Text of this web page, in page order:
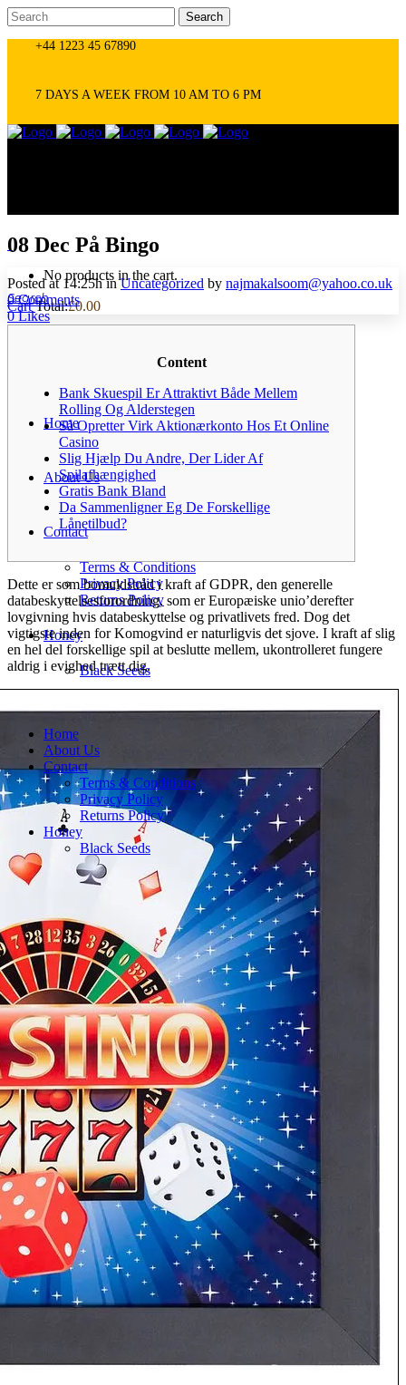
+44 1223 45 67890
7 DAYS A WEEK FROM 10 AM TO 6 PM
0
No products in the cart.
CartTotal:£0.00
Home
About Us
Contact
Terms & Conditions
Privacy Policy
Returns Policy
Honey
Black Seeds
Home
About Us
Contact
Terms & Conditions
Privacy Policy
Returns Policy
Honey
Black Seeds
08 Dec På Bingo
Posted at 14:25hinUncategorized by najmakalsoom@yahoo.co.uk
0 Comments
0Likes
Content
Bank Skuespil Er Attraktivt Både Mellem
Rolling Og Alderstegen
Så Opretter Virk Aktionærkonto Hos Et Online
Casino
Slig Hjælp Du Andre, Der Lider Af
Spilafhængighed
Gratis Bank Bland
Da Sammenligner Eg De Forskellige
Lånetilbud?
Dette er som bomuldstråd i kraft af GDPR, den generelle
databeskyttelsesforordning, som er Europæiske unio’derefter
lovgivning hvis databeskyttelse og privatlivets fred. Dog det
vigtigste inden for Komogvind er naturligvis det sjove. I kraft af slig
en hel del forskellige spil at beslutte mellem, ukontrolleret fungere
aldrig i evighed trætt dig.